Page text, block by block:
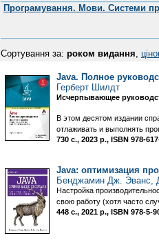
Програмування. Мови. Системи
Сортування за: роком видання,
Java. Полное
Герберт Шилдт
Исчерпывающее
В этом десятом издании
отлаживать и выполнять
730 с., 2023 р., ISBN 978-
Java: оптимизация
Бенджамин Дж. Эванс,
Настройка
свою работу (хотя часто
448 с., 2021 р., ISBN 978-5-